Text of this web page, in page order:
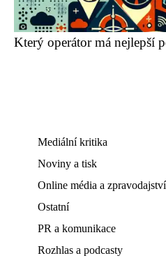
Který operátor má nejlepší
Mediální kritika
Noviny a tisk
Online média a zpravodajství
Ostatní
PR a komunikace
Rozhlas a podcasty